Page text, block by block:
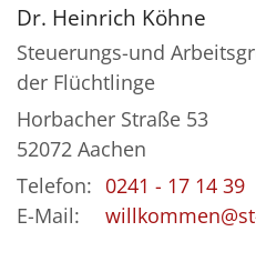
Dr. Heinrich Köhne
Steuerungs-und
der Flüchtlinge
Horbacher Straße 53
52072 Aachen
Telefon: 0241 - 17 14 39
E-Mail: